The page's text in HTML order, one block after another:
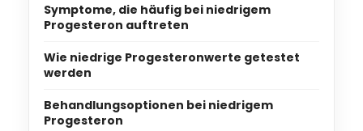
Symptome, die häufig bei niedrigem
Progesteron auftreten
Wie niedrige Progesteronwerte getestet
werden
Behandlungsoptionen bei niedrigem
Progesteron